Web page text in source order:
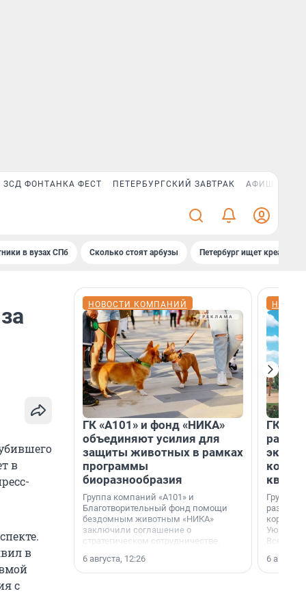
ЗСД ФОНТАНКА ФЕСТ ПЕТЕРБУРГСКИЙ ЗАВТРАК АФИША PLUS
в вузах СПб Сколько стоят арбузы Петербург ищет креатив
в
в
с
НОВОСТИ КОМПАНИЙ
ГК «А101» и фонд «НИКА»
объединяют усилия для
защиты животных в рамках
программы
биоразнообразия
Группа компаний «А101» и
Благотворительный фонд помощи
бездомным животным «НИКА»
заключили соглашение о
стратегическом сотрудничестве.
6 августа, 12:26
ГК
Группа
корпуса
Уютный
6